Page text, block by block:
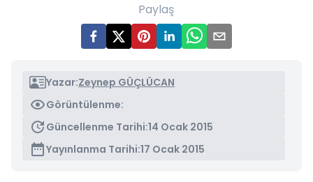
Paylaş
Yazar:Zeynep GÜÇLÜCAN
Görüntülenme:
Güncellenme Tarihi:14 Ocak 2015
Yayınlanma Tarihi:17 Ocak 2015